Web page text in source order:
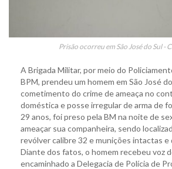
Prisão ocorreu em São José do Sul -
A Brigada Militar, por meio do
BPM, prendeu um homem em São José
cometimento do crime de ameaça no
doméstica e posse irregular de arma de
29 anos, foi preso pela BM na noite de
ameaçar sua companheira, sendo
revólver calibre 32 e munições intactas e
Diante dos fatos, o homem recebeu voz
encaminhado a Delegacia de Polícia de